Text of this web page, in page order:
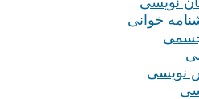
خوانی
نویسی